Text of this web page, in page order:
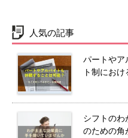
人気の記事
パートやア
ト制にお
シフトのわ
のための角